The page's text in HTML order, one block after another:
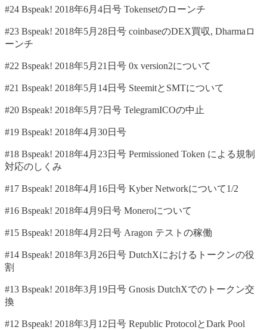
#24 Bspeak! 2018年6月4日号 Tokensetのローンチ
#23 Bspeak! 2018年5月28日号 coinbaseのDEX買収, Dharmaロ
ーンチ
#22 Bspeak! 2018年5月21日号 0x version2について
#21 Bspeak! 2018年5月14日号 SteemitとSMTについて
#20 Bspeak! 2018年5月7日号 TelegramICOの中止
#19 Bspeak! 2018年4月30日号
#18 Bspeak! 2018年4月23日号 Permissioned Token による規制
対応のしくみ
#17 Bspeak! 2018年4月16日号 Kyber Networkについて1/2
#16 Bspeak! 2018年4月9日号 Moneroについて
#15 Bspeak! 2018年4月2日号 Aragon テストの稼働
#14 Bspeak! 2018年3月26日号 DutchXにおけるトークンの役
割
#13 Bspeak! 2018年3月19日号 Gnosis DutchXでのトークン交
換
#12 Bspeak! 2018年3月12日号 Republic ProtocolとDark Pool